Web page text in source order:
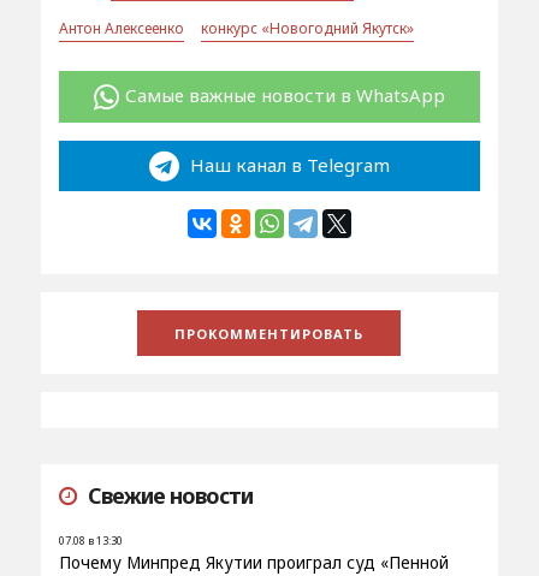
Антон Алексеенко
конкурс «Новогодний Якутск»
Самые важные новости в WhatsApp
Наш канал в Telegram
Свежие новости
07.08 в 13:30
Почему Минпред Якутии проиграл суд «Пенной